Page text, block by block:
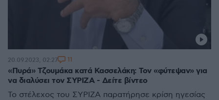
«Πυρά» Τζουμάκα κατά Κασσελάκη: Τον «φύτεψαν» για
να διαλύσει τον ΣΥΡΙΖΑ - Δείτε βίντεο
Το στέλεχος του ΣΥΡΙΖΑ παρατήρησε κρίση ηγεσίας
20.09.2023, 02:27 11